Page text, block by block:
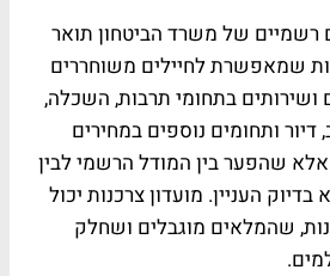
רשמיים של משרד הביטחון תואר
שמאפשרת לחיילים משוחררים
ושירותים בתחומי תרבות, השכלה,
דיור ותחומים נוספים במחירים
שהפער בין המודל הרשמי לבין
העניין. מועדון צרכנות יכול
שהמלאים מוגבלים ושחלק